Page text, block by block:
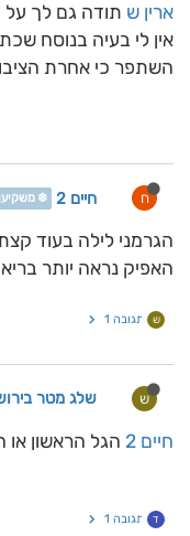
ארין ש תודה גם לך
אין לי בעיה בנוסח
השתפר כי אחרת
ח חיים 2 ❄️ משקיען
הגרמני לילה בעוד
האפיק נראה יותר בריא
ש תגובה 1
ש שלג מטר
חיים 2 הגל הראשון או
ד תגובה 1